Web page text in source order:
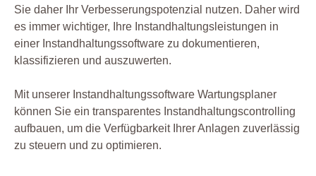
Sie daher Ihr Verbesserungspotenzial nutzen. Daher wird
es immer wichtiger, Ihre Instandhaltungsleistungen in
einer Instandhaltungssoftware zu dokumentieren,
klassifizieren und auszuwerten.
Mit unserer Instandhaltungssoftware Wartungsplaner
können Sie ein transparentes Instandhaltungscontrolling
aufbauen, um die Verfügbarkeit Ihrer Anlagen zuverlässig
zu steuern und zu optimieren.